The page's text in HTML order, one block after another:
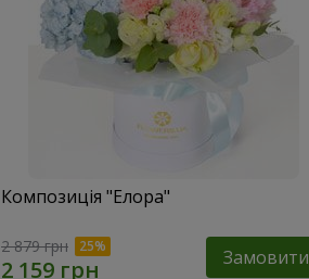
Композиція "Елора"
2 879 грн Замовити